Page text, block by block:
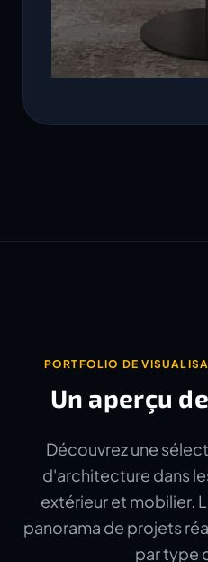
PORTFOLIO DE
Un aperçu
Découvrez une
d'architecture dans
extérieur et mobilier.
panorama de projets
par type